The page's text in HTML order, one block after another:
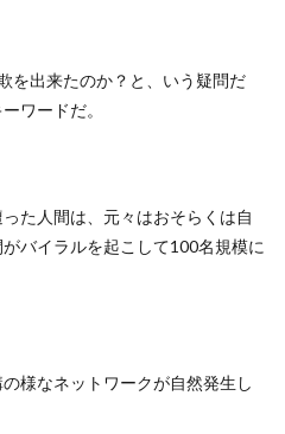
を出来たのか？と、いう疑問だ
ワードだ。
た人間は、元々はおそらくは自
バイラルを起こして100名規模に
様なネットワークが自然発生し